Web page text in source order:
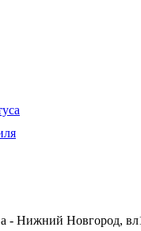
- Нижний Новгород,